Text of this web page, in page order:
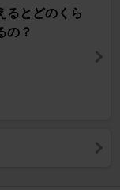
るとどのくら
の？